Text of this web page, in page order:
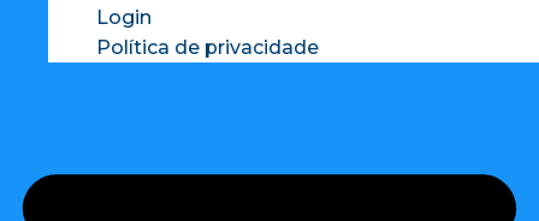
Login
Política de privacidade